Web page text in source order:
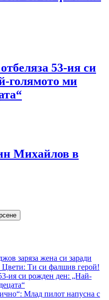
53-ия си
голямото ми
Михайлов в
заряза жена си заради
Цвети: Ти си фалшив герой!
ия си рожден ден: „Най-
Млад пилот напусна с